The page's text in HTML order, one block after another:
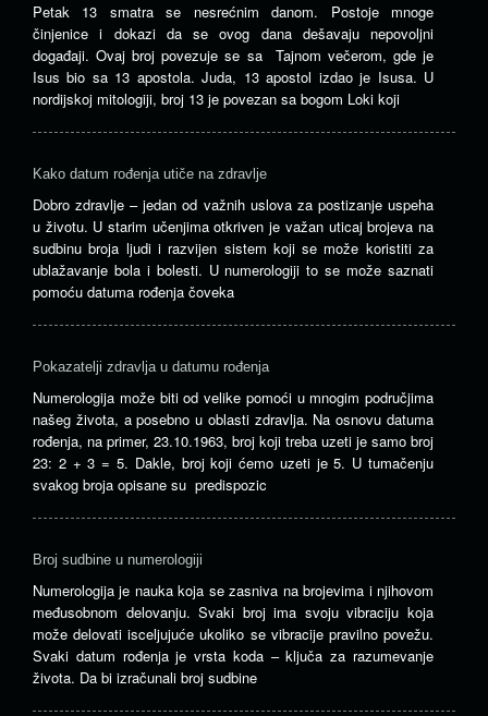
Petak 13 smatra se nesrećnim danom. Postoje mnoge
činjenice i dokazi da se ovog dana dešavaju nepovoljni
događaji. Ovaj broj povezuje se sa Tajnom večerom, gde je
Isus bio sa 13 apostola. Juda, 13 apostol izdao je Isusa. U
nordijskoj mitologiji, broj 13 je povezan sa bogom Loki koji
Kako datum rođenja utiče na zdravlje
Dobro zdravlje – jedan od važnih uslova za postizanje uspeha
u životu. U starim učenjima otkriven je važan uticaj brojeva na
sudbinu broja ljudi i razvijen sistem koji se može koristiti za
ublažavanje bola i bolesti. U numerologiji to se može saznati
pomoću datuma rođenja čoveka
Pokazatelji zdravlja u datumu rođenja
Numerologija može biti od velike pomoći u mnogim područjima
našeg života, a posebno u oblasti zdravlja. Na osnovu datuma
rođenja, na primer, 23.10.1963, broj koji treba uzeti je samo broj
23: 2 + 3 = 5. Dakle, broj koji ćemo uzeti je 5. U tumačenju
svakog broja opisane su predispozic
Broj sudbine u numerologiji
Numerologija je nauka koja se zasniva na brojevima i njihovom
međusobnom delovanju. Svaki broj ima svoju vibraciju koja
može delovati isceljujuće ukoliko se vibracije pravilno povežu.
Svaki datum rođenja je vrsta koda – ključa za razumevanje
života. Da bi izračunali broj sudbine